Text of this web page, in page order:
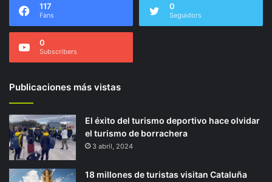
117
Fans
0
Seguidors
0
Subscribers
Publicaciones más vistas
El éxito del turismo deportivo hace olvidar
el turismo de borrachera
3 abril, 2024
18 millones de turistas visitan Cataluña